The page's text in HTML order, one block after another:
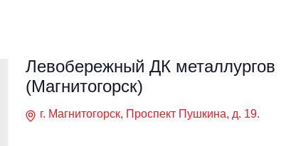
Левобережный ДК металлургов
(Магнитогорск)
г. Магнитогорск, Проспект Пушкина, д. 19.